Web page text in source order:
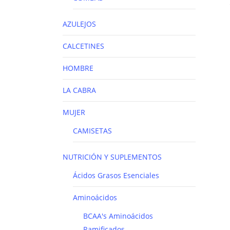
AZULEJOS
CALCETINES
HOMBRE
LA CABRA
MUJER
CAMISETAS
NUTRICIÓN Y SUPLEMENTOS
Ácidos Grasos Esenciales
Aminoácidos
BCAA's Aminoácidos